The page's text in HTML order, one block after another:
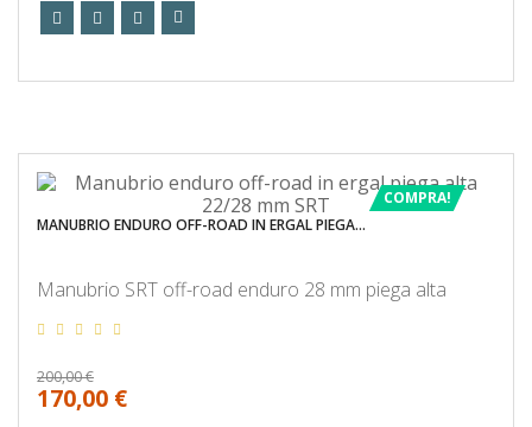
COMPRA!
MANUBRIO ENDURO OFF-ROAD IN ERGAL PIEGA...
Manubrio SRT off-road enduro 28 mm piega alta
200,00 €
170,00 €